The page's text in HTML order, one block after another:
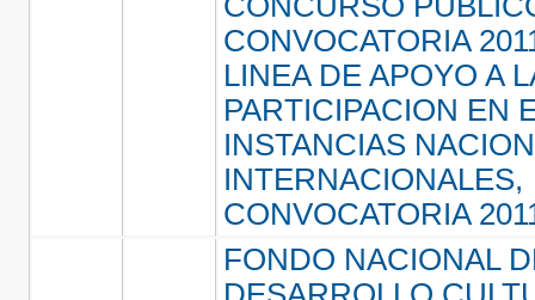
CONVOCATORIA
LINEA DE APOYO A
PARTICIPACION EN
INSTANCIAS
INTERNACIONALES,
CONVOCATORIA
FONDO NACIONAL